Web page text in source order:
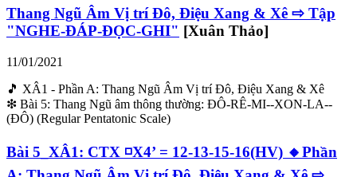
Thang Ngũ Âm Vị trí Đô, Điệu Xang & Xê ⇨ Tập
"NGHE-ĐÁP-ĐỌC-GHI" [Xuân Thảo]
11/01/2021
🎵 XÂ1 - Phần A: Thang Ngũ Âm Vị trí Đô, Điệu Xang & Xê
❇ Bài 5: Thang Ngũ âm thông thường: ĐÔ-RÊ-MI--XON-LA--
(ĐÔ) (Regular Pentatonic Scale)
Bài 5_XÂ1: CTX ◽X4’ = 12-13-15-16(HV) 🔸Phần